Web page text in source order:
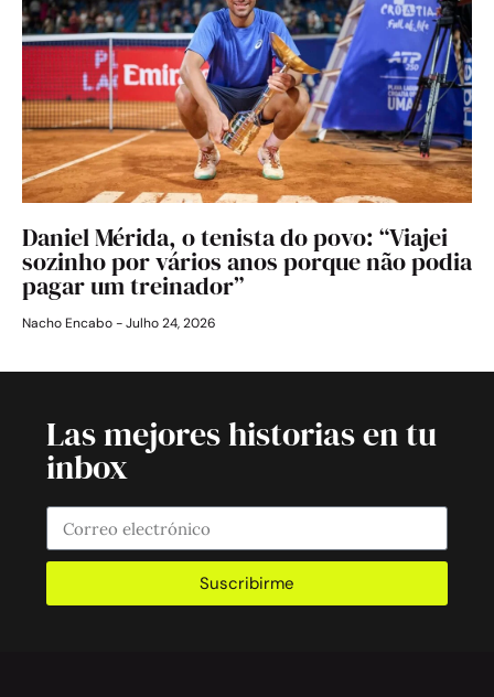
Daniel Mérida, o tenista do povo: “Viajei
sozinho por vários anos porque não podia
pagar um treinador”
Nacho Encabo Julho 24, 2026
Las mejores historias en tu
inbox
Suscribirme